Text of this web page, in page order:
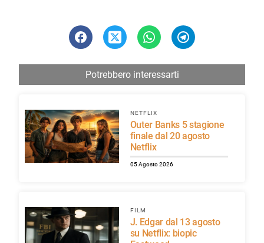
Potrebbero interessarti
NETFLIX
Outer Banks 5 stagione
finale dal 20 agosto
Netflix
05 Agosto 2026
FILM
J. Edgar dal 13 agosto
su Netflix: biopic